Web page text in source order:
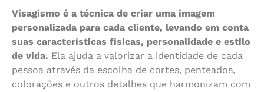
Visagismo é a técnica de criar uma imagem
personalizada para cada cliente, levando em conta
suas características físicas, personalidade e estilo
de vida. Ela ajuda a valorizar a identidade de cada
pessoa através da escolha de cortes, penteados,
colorações e outros detalhes que harmonizam com